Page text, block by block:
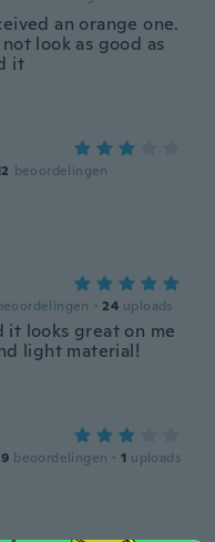
an orange one.
look as good as
it
beoordelingen
· 24 uploads
looks great on me
light material!
beoordelingen · 1 uploads